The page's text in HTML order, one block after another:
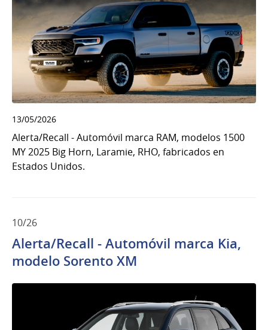
13/05/2026
Alerta/Recall - Automóvil marca RAM, modelos 1500
MY 2025 Big Horn, Laramie, RHO, fabricados en
Estados Unidos.
10/26
Alerta/Recall - Automóvil marca Kia,
modelo Sorento XM